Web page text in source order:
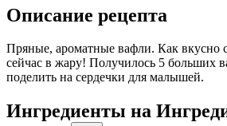
Описание рецепта
Пряные, ароматные вафли. Как вкусно
сейчас в жару! Получилось 5 больших
поделить на сердечки для малышей.
Ингредиенты на